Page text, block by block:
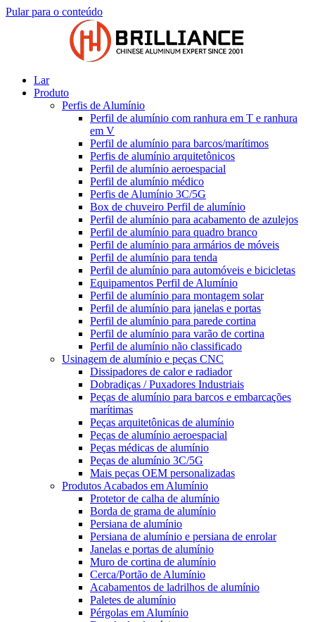
Pular para o conteúdo
Lar
Produto
Perfis de Alumínio
Perfil de alumínio com ranhura em T e ranhura
em V
Perfil de alumínio para barcos/marítimos
Perfis de alumínio arquitetônicos
Perfil de alumínio aeroespacial
Perfil de alumínio médico
Perfis de Alumínio 3C/5G
Box de chuveiro Perfil de alumínio
Perfil de alumínio para acabamento de azulejos
Perfil de alumínio para quadro branco
Perfil de alumínio para armários de móveis
Perfil de alumínio para tenda
Perfil de alumínio para automóveis e bicicletas
Equipamentos Perfil de Alumínio
Perfil de alumínio para montagem solar
Perfil de alumínio para janelas e portas
Perfil de alumínio para parede cortina
Perfil de alumínio para varão de cortina
Perfil de alumínio não classificado
Usinagem de alumínio e peças CNC
Dissipadores de calor e radiador
Dobradiças / Puxadores Industriais
Peças de alumínio para barcos e embarcações
marítimas
Peças arquitetônicas de alumínio
Peças de alumínio aeroespacial
Peças médicas de alumínio
Peças de alumínio 3C/5G
Mais peças OEM personalizadas
Produtos Acabados em Alumínio
Protetor de calha de alumínio
Borda de grama de alumínio
Persiana de alumínio
Persiana de alumínio e persiana de enrolar
Janelas e portas de alumínio
Muro de cortina de alumínio
Cerca/Portão de Alumínio
Acabamentos de ladrilhos de alumínio
Paletes de alumínio
Pérgolas em Alumínio